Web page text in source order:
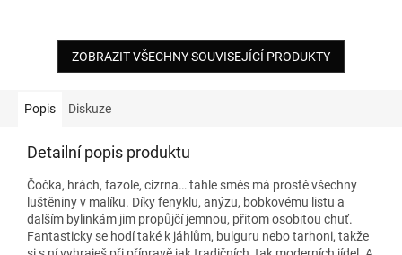
ZOBRAZIT VŠECHNY SOUVISEJÍCÍ PRODUKTY
Popis Diskuze
Detailní popis produktu
Čočka, hrách, fazole, cizrna… tahle směs má prostě všechny
luštěniny v malíku. Díky fenyklu, anýzu, bobkovému listu a
dalším bylinkám jim propůjčí jemnou, přitom osobitou chuť.
Fantasticky se hodí také k jáhlům, bulguru nebo tarhoni, takže